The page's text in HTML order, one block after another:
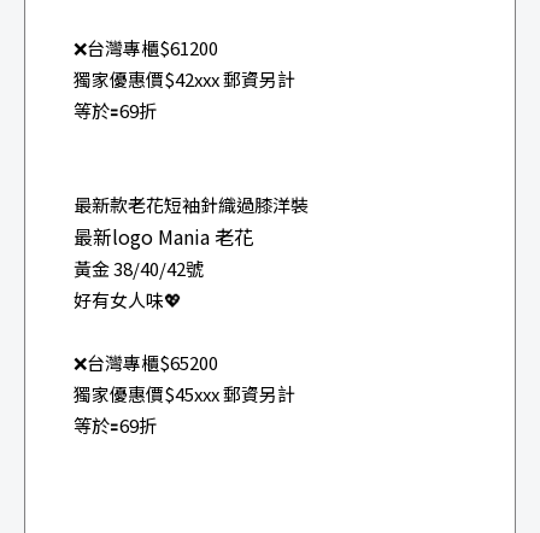
❌台灣專櫃$61200
獨家優惠價$42xxx 郵資另計
等於🟰69折
最新款老花短袖針織過膝洋裝
最新logo Mania 老花
黃金 38/40/42號
好有女人味💖
❌台灣專櫃$65200
獨家優惠價$45xxx 郵資另計
等於🟰69折